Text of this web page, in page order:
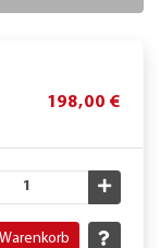
198,00 €
Menge